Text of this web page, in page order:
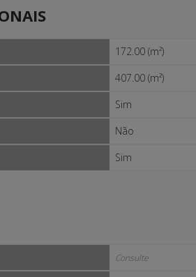
172.00 (m²)
407.00 (m²)
Sim
Não
Sim
Consulte